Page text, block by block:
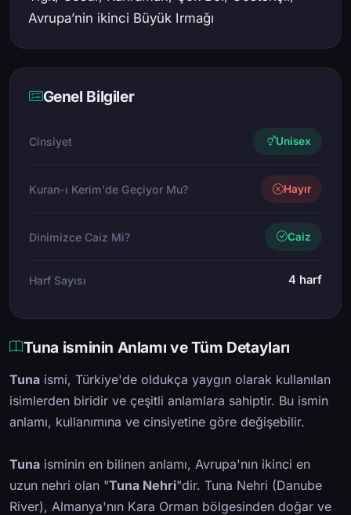
Avrupa’nin ikinci Büyük Irmağı
Genel Bilgiler
Cinsiyet Unisex
Kuran-ı Kerim'de Geçiyor Mu? Hayır
Dinimizce Caiz Mi? Caiz
Harf Sayısı 4 harf
Tuna isminin Anlamı ve Tüm Detayları
Tuna ismi, Türkiye'de oldukça yaygın olarak kullanılan
isimlerden biridir ve çeşitli anlamlara sahiptir. Bu ismin
anlamı, kullanımına ve cinsiyetine göre değişebilir.
Tuna isminin en bilinen anlamı, Avrupa'nın ikinci en
uzun nehri olan "Tuna Nehri"dir. Tuna Nehri (Danube
River), Almanya'nın Kara Orman bölgesinden doğar ve